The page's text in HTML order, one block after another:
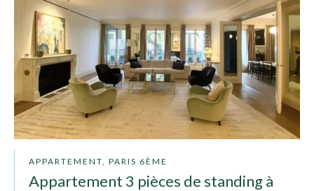
APPARTEMENT, PARIS 6ÈME
Appartement 3 pièces de standing à